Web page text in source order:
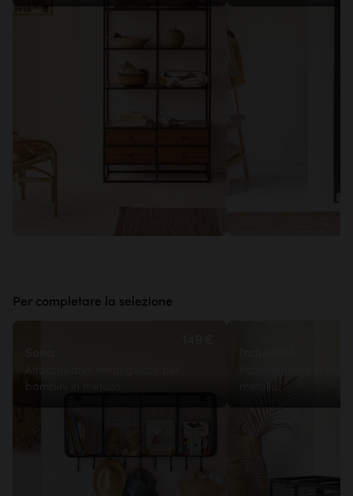
Per completare la selezione
bambini in metallo